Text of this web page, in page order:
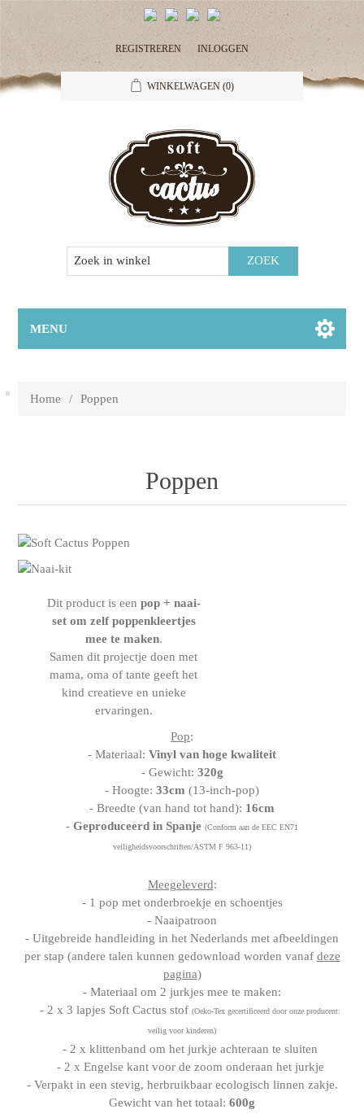
REGISTREREN INLOGGEN
WINKELWAGEN (0)
MENU
Home / Poppen
Poppen
Dit product is een pop + naai-
setom zelf poppenkleertjes
mee te maken.
Samen dit projectje doen met
mama, oma of tante geeft het
kind creatieve en unieke
ervaringen.
Pop:
- Materiaal: Vinyl van hoge kwaliteit
- Gewicht: 320g
- Hoogte: 33cm (13-inch-pop)
- Breedte (van hand tot hand): 16cm
- Geproduceerd in Spanje (Conform aan de EEC EN71
veiligheidsvoorschriften/ASTM F 963-11)
Meegeleverd:
- 1 pop met onderbroekje en schoentjes
- Naaipatroon
- Uitgebreide handleiding in het Nederlands met afbeeldingen
per stap (andere talen kunnen gedownload worden vanaf deze
pagina)
- Materiaal om 2 jurkjes mee te maken:
- 2 x 3 lapjes Soft Cactus stof (Oeko-Tex gecertificeerd door onze producent:
veilig voor kinderen)
- 2 x klittenband om het jurkje achteraan te sluiten
- 2 x Engelse kant voor de zoom onderaan het jurkje
- Verpakt in een stevig, herbruikbaar ecologisch linnen zakje.
Gewicht van het totaal: 600g